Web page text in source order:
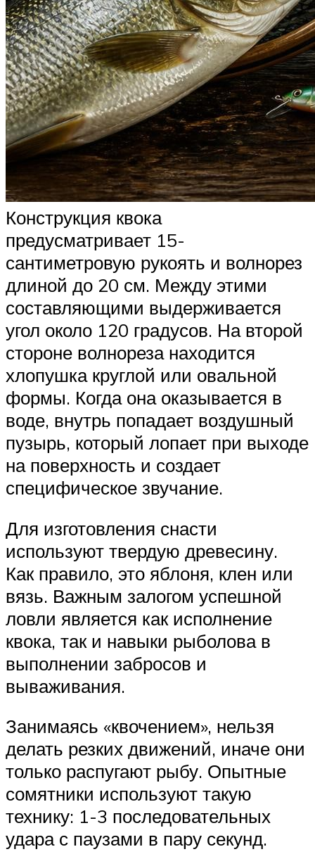
Конструкция квока
предусматривает 15-
сантиметровую рукоять и волнорез
длиной до 20 см. Между этими
составляющими выдерживается
угол около 120 градусов. На второй
стороне волнореза находится
хлопушка круглой или овальной
формы. Когда она оказывается в
воде, внутрь попадает воздушный
пузырь, который лопает при выходе
на поверхность и создает
специфическое звучание.
Для изготовления снасти
используют твердую древесину.
Как правило, это яблоня, клен или
вязь. Важным залогом успешной
ловли является как исполнение
квока, так и навыки рыболова в
выполнении забросов и
вываживания.
Занимаясь «квочением», нельзя
делать резких движений, иначе они
только распугают рыбу. Опытные
сомятники используют такую
технику: 1-3 последовательных
удара с паузами в пару секунд.